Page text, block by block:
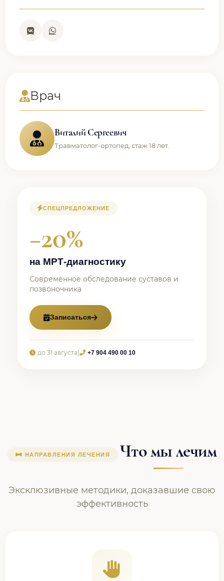
Врач
Виталий Сергеевич
Травматолог-ортопед, стаж 18 лет.
СПЕЦПРЕДЛОЖЕНИЕ
−20%
на МРТ-диагностику
Современное обследование суставов и
позвоночника
Записаться
до 31 августа +7 904 490 00 10
НАПРАВЛЕНИЯ ЛЕЧЕНИЯ Что мы лечим
Эксклюзивные методики, доказавшие свою
эффективность